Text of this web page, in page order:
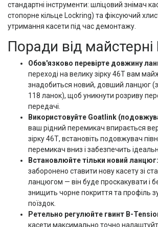
стандартні інструменти: шліцовий знімач
стопорне кільце Lockring) та фіксуючий
утримання касети під час демонтажу.
Поради від
Обов'язково перевірте довжину
переході на велику зірку 46Т вам
знадобиться новий, довший ланцюг
118 ланок), щоб уникнути розриву
передачі.
Використовуйте Goatlink
ваш рідний перемикач впирається
зірку 46Т, встановіть подовжувач
перемикач вниз і забезпечить
Встановлюйте тільки новий ланцюг:
заборонено ставити нову касету зі
ланцюгом — він буде проскакувати і
знищить чорне покриття та профіль
поїздок.
Ретельно регулюйте гвинт B-
касети максимально точно